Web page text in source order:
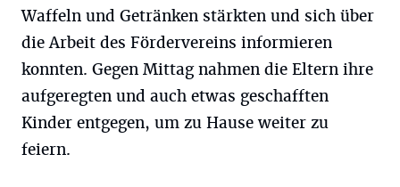
Waffeln und Getränken stärkten und sich über
die Arbeit des Fördervereins informieren
konnten. Gegen Mittag nahmen die Eltern ihre
aufgeregten und auch etwas geschafften
Kinder entgegen, um zu Hause weiter zu
feiern.